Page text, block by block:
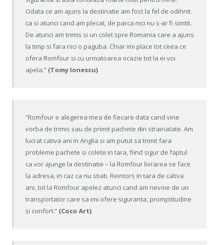
Odata ce am ajuns la destinatie am fost la fel de odihnit
ca si atunci cand am plecat, de parca nici nu s-ar fi simtit.
De atunci am trimis si un colet spre Romania care a ajuns
la timp si fara nici o paguba. Chiar imi place tot ceea ce
ofera Romfour si cu urmatoarea ocazie tot la ei voi
apela.” (Tomy Ionescu)
”Romfour e alegerea mea de fiecare data cand vine
vorba de trimis sau de primit pachete din strainatate. Am
lucrat cativa ani in Anglia si am putut sa trimit fara
probleme pachete si colete in tara, fiind sigur de faptul
ca vor ajunge la destinatie – la Romfour livrarea se face
la adresa, in caz ca nu stiati. Reintors in tara de cativa
ani, tot la Romfour apelez atunci cand am nevoie de un
transportator care sa imi ofere siguranta, promptitudine
si confort.” (Coco Art)